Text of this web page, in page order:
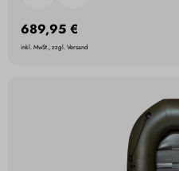
689,95 €
inkl. MwSt., zzgl. Versand